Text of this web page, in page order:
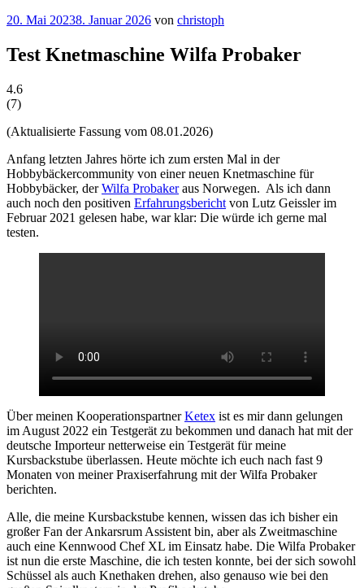
Veröffentlicht
20. Mai 20238. Januar 2026 von christoph
Test Knetmaschine Wilfa Probaker
4.6
(7)
(Aktualisierte Fassung vom 08.01.2026)
Anfang letzten Jahres hörte ich zum ersten Mal in der
Hobbybäckercommunity von einer neuen Knetmaschine für
Hobbybäcker, derWilfa Probaker aus Norwegen. Als ich dann
auch noch den positiven Erfahrungsbericht von Lutz Geissler im
Februar 2021 gelesen habe, war klar: Die würde ich gerne mal
testen.
Über meinen KooperationspartnerKetex ist es mir dann gelungen
im August 2022 ein Testgerät zu bekommen und danach hat mit der
deutsche Importeur netterweise ein Testgerät für meine
Kursbackstube überlassen. Heute möchte ich euch nach fast 9
Monaten von meiner Praxiserfahrung mit der Wilfa Probaker
berichten.
Alle, die meine Kursbackstube kennen, wissen das ich bisher ein
großer Fan der Ankarsrum Assistent bin, aber als Zweitmaschine
auch eine Kennwood Chef XL im Einsatz habe. Die Wilfa Probaker
ist nun die erste Maschine, die ich testen konnte, bei der sich sowohl
Schüssel als auch Knethaken drehen, also genauso wie bei den